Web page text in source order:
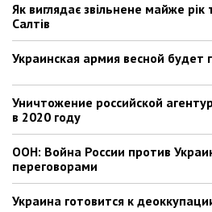
Як виглядає звільнене майже
Салтів
Украинская армия весной будет
Уничтожение российской
в 2020 году
ООН: Война России против
переговорами
Украина готовится к